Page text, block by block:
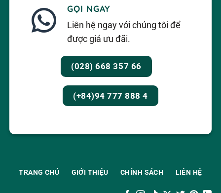
GỌI NGAY
Liên hệ ngay với chúng tôi để
được giá ưu đãi.
(028) 668 357 66
(+84)94 777 888 4
TRANG CHỦ GIỚI THIỆU CHÍNH SÁCH LIÊN HỆ